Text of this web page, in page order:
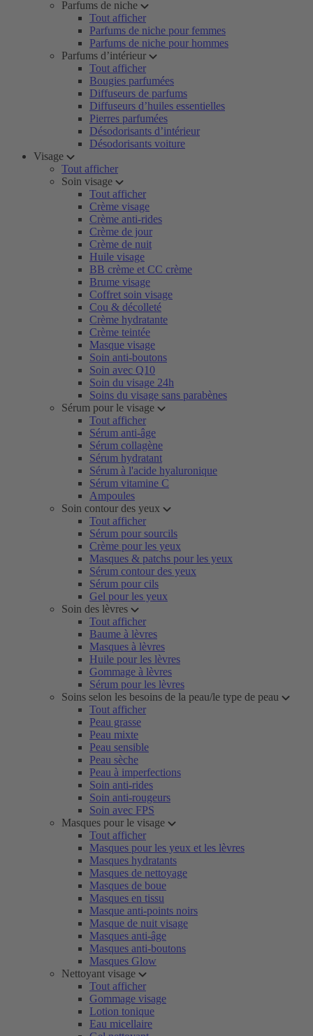
Parfums de niche
Tout afficher
Parfums de niche pour femmes
Parfums de niche pour hommes
Parfums d’intérieur
Tout afficher
Bougies parfumées
Diffuseurs de parfums
Diffuseurs d’huiles essentielles
Pierres parfumées
Désodorisants d’intérieur
Désodorisants voiture
Visage
Tout afficher
Soin visage
Tout afficher
Crème visage
Crème anti-rides
Crème de jour
Crème de nuit
Huile visage
BB crème et CC crème
Brume visage
Coffret soin visage
Cou & décolleté
Crème hydratante
Crème teintée
Masque visage
Soin anti-boutons
Soin avec Q10
Soin du visage 24h
Soins du visage sans parabènes
Sérum pour le visage
Tout afficher
Sérum anti-âge
Sérum collagène
Sérum hydratant
Sérum à l'acide hyaluronique
Sérum vitamine C
Ampoules
Soin contour des yeux
Tout afficher
Sérum pour sourcils
Crème pour les yeux
Masques & patchs pour les yeux
Sérum contour des yeux
Sérum pour cils
Gel pour les yeux
Soin des lèvres
Tout afficher
Baume à lèvres
Masques à lèvres
Huile pour les lèvres
Gommage à lèvres
Sérum pour les lèvres
Soins selon les besoins de la peau/le type de peau
Tout afficher
Peau grasse
Peau mixte
Peau sensible
Peau sèche
Peau à imperfections
Soin anti-rides
Soin anti-rougeurs
Soin avec FPS
Masques pour le visage
Tout afficher
Masques pour les yeux et les lèvres
Masques hydratants
Masques de nettoyage
Masques de boue
Masques en tissu
Masque anti-points noirs
Masque de nuit visage
Masques anti-âge
Masques anti-boutons
Masques Glow
Nettoyant visage
Tout afficher
Gommage visage
Lotion tonique
Eau micellaire